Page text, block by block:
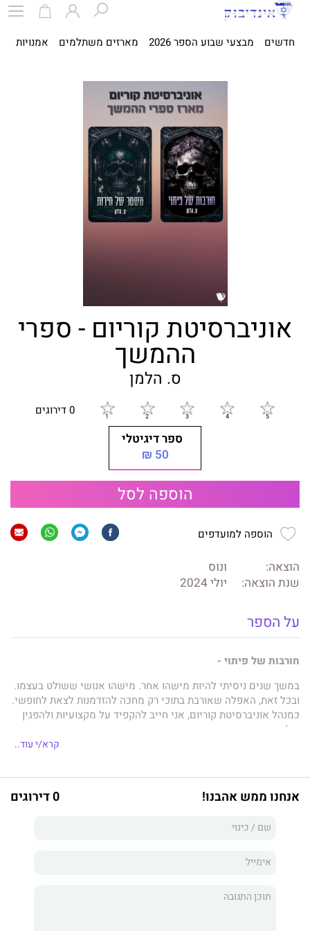
חדשים מבצעי שבוע הספר 2026 מארזים משתלמים אמנויות
אוניברסיטת קוריום - ספרי
ההמשך
ס. הלמן
0 דירוגים
ספר דיגיטלי
50 ₪
הוספה לסל
הוספה למועדפים
הוצאה:
ונוס
שנת הוצאה:
יולי 2024
על הספר
חורבות של פיתוי -
במשך שנים ניסיתי להיות מישהו אחר. מישהו אנושי ששולט בעצמו.
ובכל זאת, האפלה שאורבת בתוכי רק מחכה להזדמנות לצאת לחופשי.
כמנהל אוניברסיטת קוריום, אני חייב להקפיד על מקצועיות ולהפגין
שליטה עצמית.
אני מצליח במשימה הזאת עד ליום שבו אני מגלה שאני אב לבת, וכל
אני יודע שאני זקוק לפורקן, משהו שיעזור לי לרסן את הדחפים
האפלים, ואז היא נוחתת בחיקי. דלילה.
אני רוצה להעניש אותה, להשפיל אותה ולהכאיב לה בדרכים הכי
על מי תסמכי אם את לא יכולה לסמוך אפילו על עצמך?
קרא/י עוד..
אנחנו ממש אהבנו! 0 דירוגים